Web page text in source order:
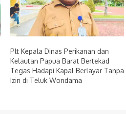
Plt Kepala Dinas Perikanan dan
Kelautan Papua Barat Bertekad
Tegas Hadapi Kapal Berlayar Tanpa
Izin di Teluk Wondama